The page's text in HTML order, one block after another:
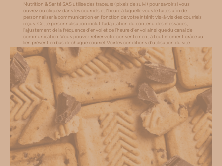
Nutrition & Santé SAS utilise des traceurs (pixels de suivi) pour savoir si vous
ouvrez ou cliquez dans les courriels et l’heure à laquelle vous le faites afin de
personnaliser la communication en fonction de votre intérêt vis-à-vis des courriels
reçus. Cette personnalisation inclut l’adaptation du contenu des messages,
l'ajustement de la fréquence d’envoi et de l’heure d’envoi ainsi que du canal de
communication. Vous pouvez retirer votre consentement à tout moment grâce au
lien présent en bas de chaque courriel.Voir les conditions d'utilisation du site